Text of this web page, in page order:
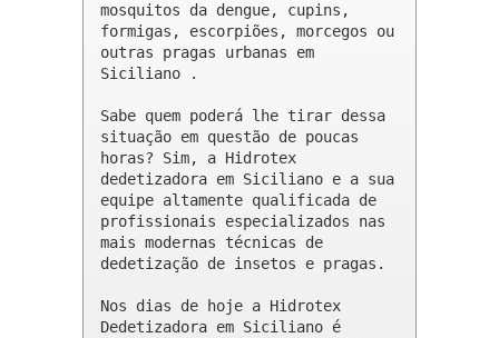
mosquitos da dengue, cupins,
formigas, escorpiões, morcegos ou
outras pragas urbanas em
Siciliano .
Sabe quem poderá lhe tirar dessa
situação em questão de poucas
horas? Sim, a Hidrotex
dedetizadora em Siciliano e a sua
equipe altamente qualificada de
profissionais especializados nas
mais modernas técnicas de
dedetização de insetos e pragas.
Nos dias de hoje a Hidrotex
Dedetizadora em Siciliano é